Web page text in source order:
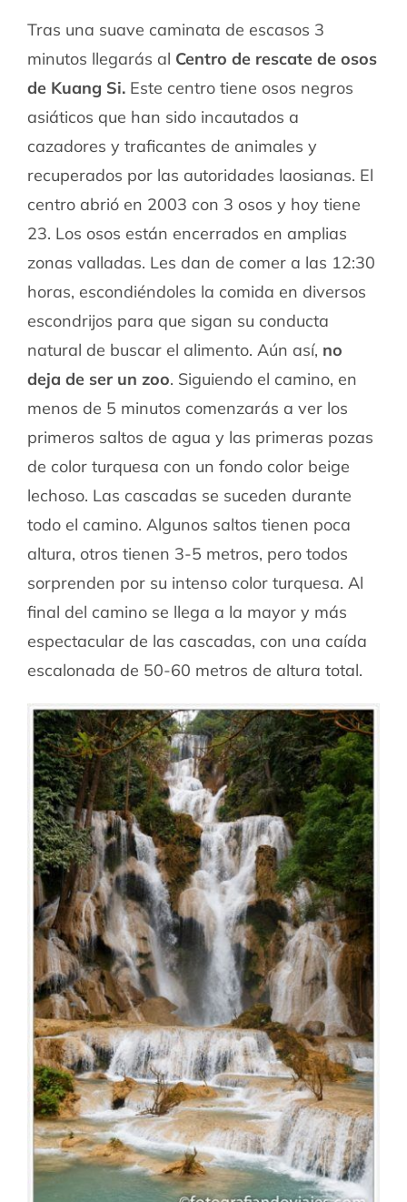
Tras una suave caminata de escasos 3
minutos llegarás al Centro de rescate de osos
de Kuang Si.Este centro tiene osos negros
asiáticos que han sido incautados a
cazadores y traficantes de animales y
recuperados por las autoridades laosianas. El
centro abrió en 2003 con 3 osos y hoy tiene
23. Los osos están encerrados en amplias
zonas valladas. Les dan de comer a las 12:30
horas, escondiéndoles la comida en diversos
escondrijos para que sigan su conducta
natural de buscar el alimento. Aún así, no
deja de ser un zoo. Siguiendo el camino, en
menos de 5 minutos comenzarás a ver los
primeros saltos de agua y las primeras pozas
de color turquesa con un fondo color beige
lechoso. Las cascadas se suceden durante
todo el camino. Algunos saltos tienen poca
altura, otros tienen 3-5 metros, pero todos
sorprenden por su intenso color turquesa. Al
final del camino se llega a la mayor y más
espectacular de las cascadas, con una caída
escalonada de 50-60 metros de altura total.